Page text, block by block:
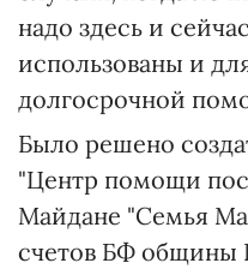
надо здесь и
использованы и
долгосрочной
Было решено
"Центр помощи
Майдане "Семья
счетов БФ общины